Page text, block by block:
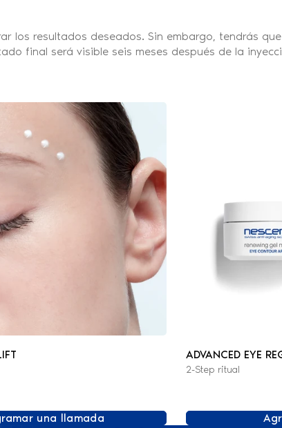
los resultados deseados. Sin embargo, tendrás
final será visible seis meses después de la
una llamada
ADVANCED EYE
2-Step ritual